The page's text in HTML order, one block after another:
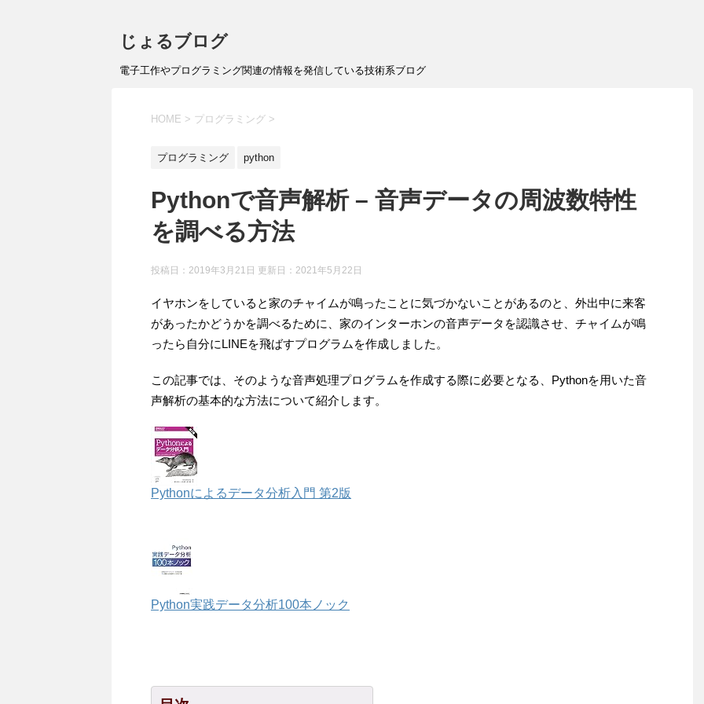
じょるブログ
電子工作やプログラミング関連の情報を発信している技術系ブログ
HOME > プログラミング >
プログラミング python
Pythonで音声解析 – 音声データの周波数特性
を調べる方法
投稿日：2019年3月21日 更新日： 2021年5月22日
イヤホンをしていると家のチャイムが鳴ったことに気づかないことがあるのと、外出中に来客
があったかどうかを調べるために、家のインターホンの音声データを認識させ、チャイムが鳴
ったら自分にLINEを飛ばすプログラムを作成しました。
この記事では、そのような音声処理プログラムを作成する際に必要となる、Pythonを用いた音
声解析の基本的な方法について紹介します。
Pythonによるデータ分析入門 第2版
Python実践データ分析100本ノック